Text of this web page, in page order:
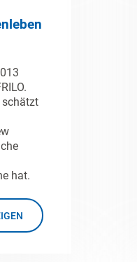
schätzt
hat.